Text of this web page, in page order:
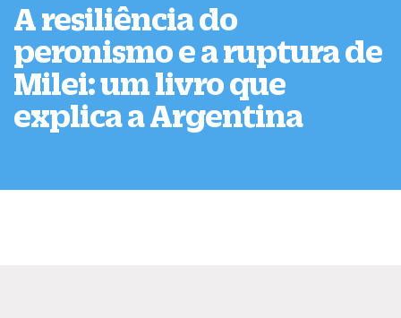
A resiliência do
peronismo e a ruptura de
Milei: um livro que
explica a Argentina